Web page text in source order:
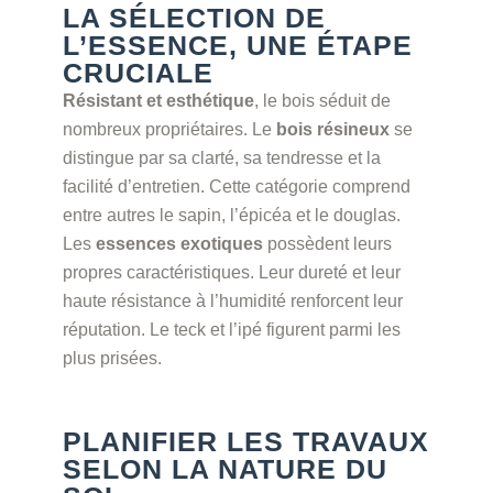
LA SÉLECTION DE
L’ESSENCE, UNE ÉTAPE
CRUCIALE
Résistant et esthétique, le bois séduit de
nombreux propriétaires. Le bois résineuxse
distingue par sa clarté, sa tendresse et la
facilité d’entretien. Cette catégorie comprend
entre autres le sapin, l’épicéa et le douglas.
Les essences exotiquespossèdent leurs
propres caractéristiques. Leur dureté et leur
haute résistance à l’humidité renforcent leur
réputation. Le teck et l’ipé figurent parmi les
plus prisées.
PLANIFIER LES TRAVAUX
SELON LA NATURE DU